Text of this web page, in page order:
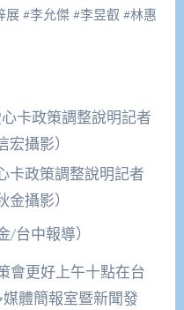
展#李允傑#李昱叡 #林惠
卡政策調整說明記者
攝影）
/台中報導）
會更好上午十點在台
體簡報室暨新聞發